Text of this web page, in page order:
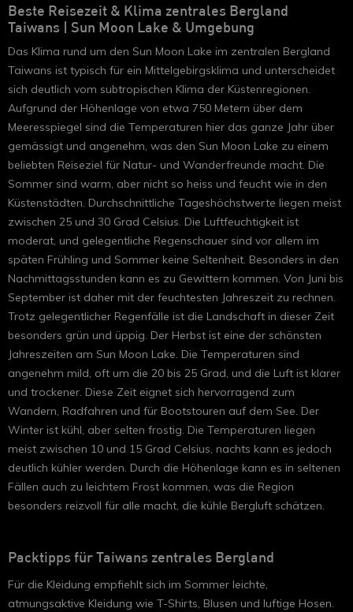
Beste Reisezeit & Klima zentrales Bergland
Taiwans
Sun Moon Lake & Umgebung
Das Klima rund um den Sun Moon Lake im zentralen Bergland
Taiwans ist typisch für ein Mittelgebirgsklima und unterscheidet
sich deutlich vom subtropischen Klima der Küstenregionen.
Aufgrund der Höhenlage von etwa 750 Metern über dem
Meeresspiegel sind die Temperaturen hier das ganze Jahr über
gemässigt und angenehm, was den Sun Moon Lake zu einem
beliebten Reiseziel für Natur- und Wanderfreunde macht. Die
Sommer sind warm, aber nicht so heiss und feucht wie in den
Küstenstädten. Durchschnittliche Tageshöchstwerte liegen meist
zwischen 25 und 30 Grad Celsius. Die Luftfeuchtigkeit ist
moderat, und gelegentliche Regenschauer sind vor allem im
späten Frühling und Sommer keine Seltenheit. Besonders in den
Nachmittagsstunden kann es zu Gewittern kommen. Von Juni bis
September ist daher mit der feuchtesten Jahreszeit zu rechnen.
Trotz gelegentlicher Regenfälle ist die Landschaft in dieser Zeit
besonders grün und üppig. Der Herbst ist eine der schönsten
Jahreszeiten am Sun Moon Lake. Die Temperaturen sind
angenehm mild, oft um die 20 bis 25 Grad, und die Luft ist klarer
und trockener. Diese Zeit eignet sich hervorragend zum
Wandern, Radfahren und für Bootstouren auf dem See. Der
Winter ist kühl, aber selten frostig. Die Temperaturen liegen
meist zwischen 10 und 15 Grad Celsius, nachts kann es jedoch
deutlich kühler werden. Durch die Höhenlage kann es in seltenen
Fällen auch zu leichtem Frost kommen, was die Region
besonders reizvoll für alle macht, die kühle Bergluft schätzen.
Packtipps für Taiwans zentrales Bergland
Für die Kleidung empfiehlt sich im Sommer leichte,
atmungsaktive Kleidung wie T-Shirts, Blusen und luftige Hosen.